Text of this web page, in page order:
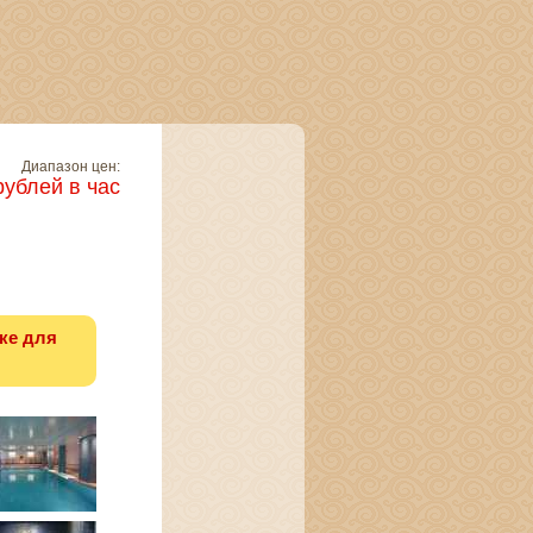
Диапазон цен:
в час
для